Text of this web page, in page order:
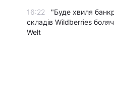
16:22
"Буде хвиля
складів Wildberries
Welt